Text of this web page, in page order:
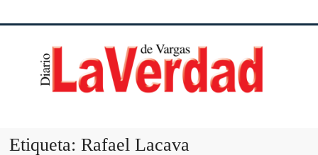
Etiqueta:Rafael Lacava